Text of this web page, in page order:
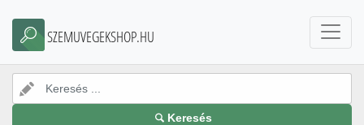
SZEMUVEGEKSHOP.HU
Keresés